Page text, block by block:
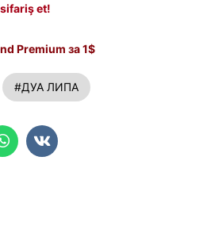
et!
Premium за 1$
#ДУА ЛИПА